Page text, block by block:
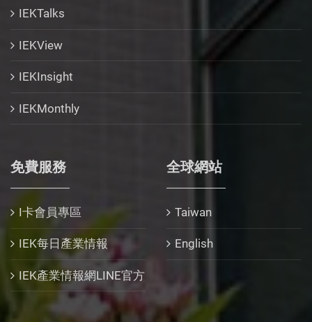
IEKTalks
IEKView
IEKInsight
IEKMonthly
免費服務
I卡會員專區
IEK每日產業情報
IEK產業情報網LINE官方
全球網站
Taiwan
English